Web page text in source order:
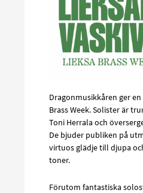
Dragonmusikkåren ger
Brass Week. Solister är
Toni Herrala och
De bjuder publiken på
virtuos glädje till djupa
toner.
Förutom fantastiska